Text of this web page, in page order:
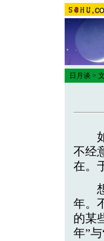
日月谈 >
如
不经
在。
想
年。
的某
年”